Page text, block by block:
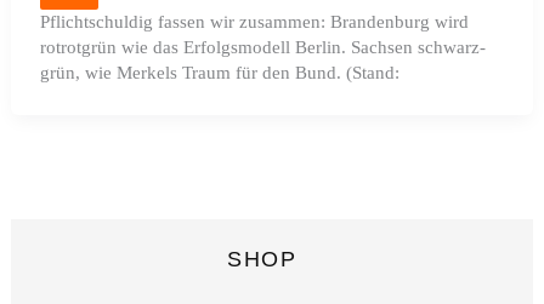
Pflichtschuldig fassen wir zusammen: Brandenburg wird
rotrotgrün wie das Erfolgsmodell Berlin. Sachsen schwarz-
grün, wie Merkels Traum für den Bund. (Stand:
SHOP